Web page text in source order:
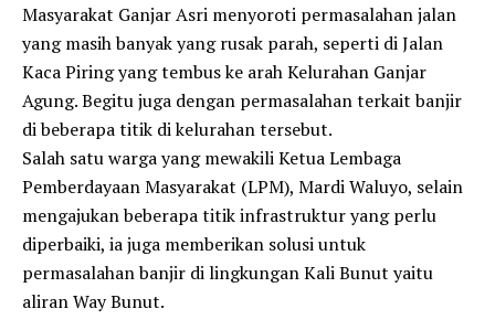
Masyarakat Ganjar Asri menyoroti permasalahan jalan
yang masih banyak yang rusak parah, seperti di Jalan
Kaca Piring yang tembus ke arah Kelurahan Ganjar
Agung. Begitu juga dengan permasalahan terkait banjir
di beberapa titik di kelurahan tersebut.
Salah satu warga yang mewakili Ketua Lembaga
Pemberdayaan Masyarakat (LPM), Mardi Waluyo, selain
mengajukan beberapa titik infrastruktur yang perlu
diperbaiki, ia juga memberikan solusi untuk
permasalahan banjir di lingkungan Kali Bunut yaitu
aliran Way Bunut.